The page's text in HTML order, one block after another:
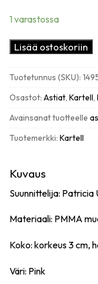
1 varastossa
Kartell
Jellies
pink
määrä
Lisää ostoskoriin
Tuotetunnus (SKU):
Osastot: Astiat, Kartell,
Avainsanat tuotteelle
Tuotemerkki: Kartell
Kuvaus
Suunnittelija: Patricia
Materiaali: PMMA
Koko: korkeus 3 cm,
Väri: Pink